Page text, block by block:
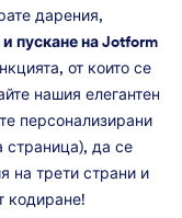
дарения,
пускане на Jotform
от които се
нашия елегантен
персонализирани
страница), да се
на трети страни и
кодиране!